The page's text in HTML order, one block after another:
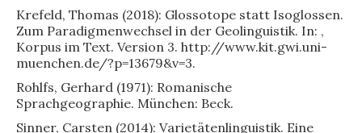
Krefeld, Thomas (2018): Glossotope statt Isoglossen.
Zum Paradigmenwechsel in der Geolinguistik. In: ,
Korpus im Text. Version 3. http://www.kit.gwi.uni-
muenchen.de/?p=13679&v=3.
Rohlfs, Gerhard (1971): Romanische
Sprachgeographie. München: Beck.
Sinner, Carsten (2014): Varietätenlinguistik. Eine